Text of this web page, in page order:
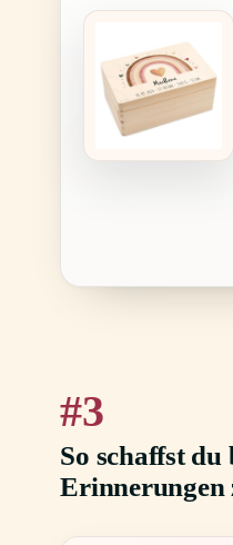
3
So schaffst du
Erinnerungen